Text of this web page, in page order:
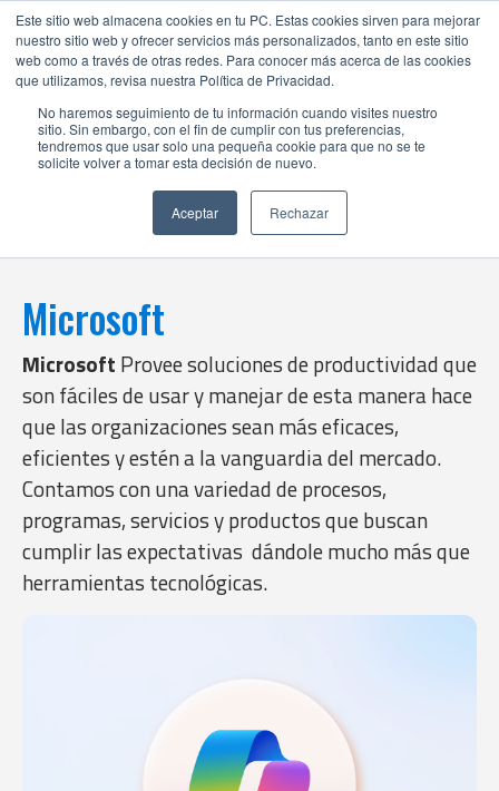
Este sitio web almacena cookies en tu PC. Estas cookies sirven para mejorar
nuestro sitio web y ofrecer servicios más personalizados, tanto en este sitio
web como a través de otras redes. Para conocer más acerca de las cookies
que utilizamos, revisa nuestra Política de Privacidad.
No haremos seguimiento de tu información cuando visites nuestro
sitio. Sin embargo, con el fin de cumplir con tus preferencias,
tendremos que usar solo una pequeña cookie para que no se te
solicite volver a tomar esta decisión de nuevo.
Aceptar Rechazar
Microsoft
Microsoft Provee soluciones de productividad que
son fáciles de usar y manejar de esta manera hace
que las organizaciones sean más eficaces,
eficientes y estén a la vanguardia del mercado.
Contamos con una variedad de procesos,
programas, servicios y productos que buscan
cumplir las expectativas dándole mucho más que
herramientas tecnológicas.